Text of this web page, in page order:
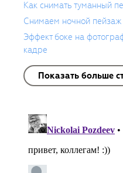
Как снимать туманный
Снимаем ночной
Эффект боке на
кадре
Показать больше